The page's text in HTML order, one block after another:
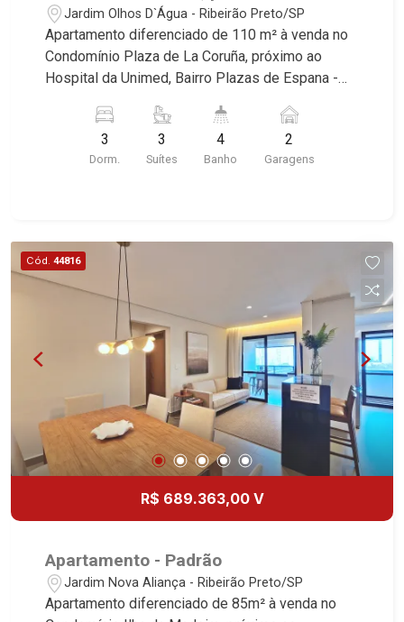
Hospital da Unimed - Ribeirão
Preto/SP.
Jardim Olhos D`Água - Ribeirão Preto/SP
Apartamento diferenciado de 110 m² à venda no
Condomínio Plaza de La Coruña, próximo ao
Hospital da Unimed, Bairro Plazas de Espana -
deste imóvel que a Martinelli Imobiliária
selecionou para você: - 110m² de área útil - 03
dormitórios, sala e sacada gourmet - Área de
Serviço - Banheiro de Serviço - Varanda Gourmet
com Churrasqueira à carvão - 02 Vagas - Fino
acabamento - Alto Padrão *Consulte unidades
disponível Martinelli Imobiliária, referência no
mercado imobiliário desde 2000. Especialistas
em Venda, Locação e Lançamentos! Avenida
João Fiúsa, 1051 - Alto da Boa Vista | Ribeirão
Preto.
3
Dorm.
3
Suítes
4
Banho
2
Garagens
Cód. 44816
R$ 689.363,00 V
Apartamento - Padrão
Jardim Nova Aliança - Ribeirão Preto/SP
Apartamento diferenciado de 85m² à venda no